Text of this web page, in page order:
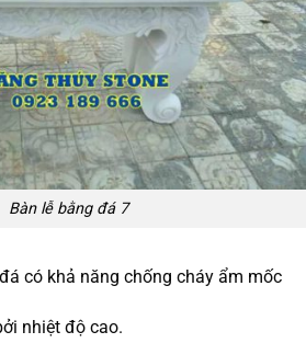
Bàn lễ bằng đá 7
có khả năng chống cháy ẩm mốc
nhiệt độ cao.